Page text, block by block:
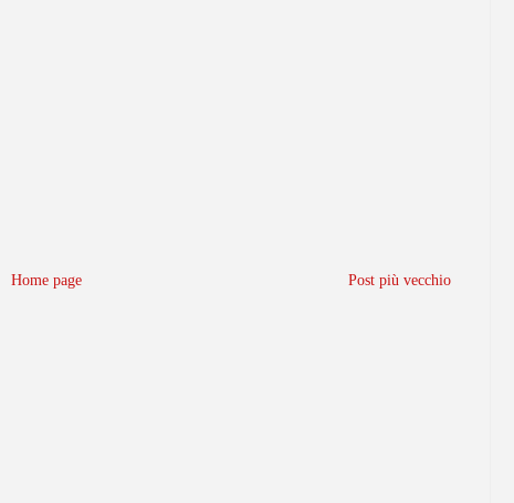
Post più vecchio
Home page